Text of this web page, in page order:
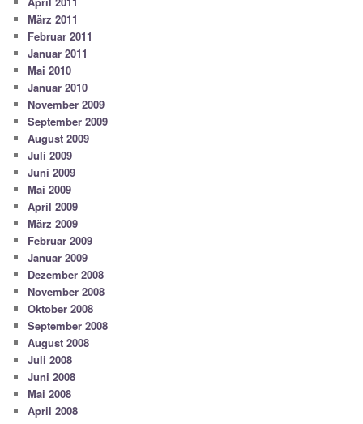
März 2011
Februar 2011
Januar 2011
Mai 2010
Januar 2010
November 2009
September 2009
August 2009
Juli 2009
Juni 2009
Mai 2009
April 2009
März 2009
Februar 2009
Januar 2009
Dezember 2008
November 2008
Oktober 2008
September 2008
August 2008
Juli 2008
Juni 2008
Mai 2008
April 2008